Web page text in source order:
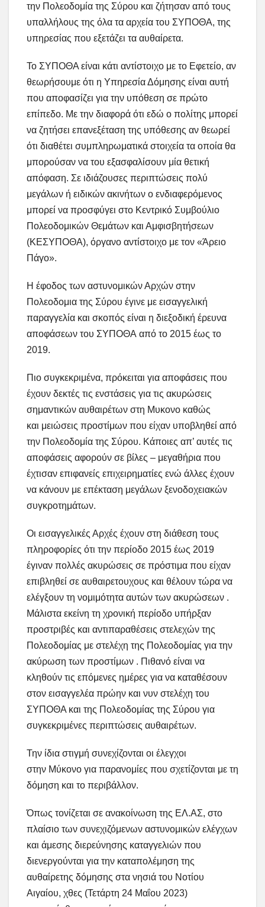
την Πολεοδομία της Σύρου και ζήτησαν από τους
υπαλλήλους της όλα τα αρχεία του ΣΥΠΟΘΑ, της
υπηρεσίας που εξετάζει τα αυθαίρετα.
Το ΣΥΠΟΘΑ είναι κάτι αντίστοιχο με το Εφετείο, αν
θεωρήσουμε ότι η Υπηρεσία Δόμησης είναι αυτή
που αποφασίζει για την υπόθεση σε πρώτο
επίπεδο. Με την διαφορά ότι εδώ ο πολίτης μπορεί
να ζητήσει επανεξέταση της υπόθεσης αν θεωρεί
ότι διαθέτει συμπληρωματικά στοιχεία τα οποία θα
μπορούσαν να του εξασφαλίσουν μία θετική
απόφαση. Σε ιδιάζουσες περιπτώσεις πολύ
μεγάλων ή ειδικών ακινήτων ο ενδιαφερόμενος
μπορεί να προσφύγει στο Κεντρικό Συμβούλιο
Πολεοδομικών Θεμάτων και Αμφισβητήσεων
(ΚΕΣΥΠΟΘΑ), όργανο αντίστοιχο με τον «Άρειο
Πάγο».
Η έφοδος των αστυνομικών Αρχών στην
Πολεοδομια της Σύρου έγινε με εισαγγελική
παραγγελία και σκοπός είναι η διεξοδική έρευνα
αποφάσεων του ΣΥΠΟΘΑ από το 2015 έως το
2019.
Πιο συγκεκριμένα, πρόκειται για αποφάσεις που
έχουν δεκτές τις ενστάσεις για τις ακυρώσεις
σημαντικών αυθαιρέτων στη Μυκονο καθώς
και μειώσεις προστίμων που είχαν υποβληθεί από
την Πολεοδομία της Σύρου. Κάποιες απ’ αυτές τις
αποφάσεις αφορούν σε βίλες – μεγαθήρια που
έχτισαν επιφανείς επιχειρηματίες ενώ άλλες έχουν
να κάνουν με επέκταση μεγάλων ξενοδοχειακών
συγκροτημάτων.
Οι εισαγγελικές Αρχές έχουν στη διάθεση τους
πληροφορίες ότι την περίοδο 2015 έως 2019
έγιναν πολλές ακυρώσεις σε πρόστιμα που είχαν
επιβληθεί σε αυθαιρετουχους και θέλουν τώρα να
ελέγξουν τη νομιμότητα αυτών των ακυρώσεων .
Μάλιστα εκείνη τη χρονική περίοδο υπήρξαν
προστριβές και αντιπαραθέσεις στελεχών της
Πολεοδομίας με στελέχη της Πολεοδομίας για την
ακύρωση των προστίμων . Πιθανό είναι να
κληθούν τις επόμενες ημέρες για να καταθέσουν
στον εισαγγελέα πρώην και νυν στελέχη του
ΣΥΠΟΘΑ και της Πολεοδομίας της Σύρου για
συγκεκριμένες περιπτώσεις αυθαιρέτων.
Την ίδια στιγμή συνεχίζονται οι έλεγχοι
στην Μύκονο για παρανομίες που σχετίζονται με τη
δόμηση και το περιβάλλον.
Όπως τονίζεται σε ανακοίνωση της ΕΛ.ΑΣ, στο
πλαίσιο των συνεχιζόμενων αστυνομικών ελέγχων
και άμεσης διερεύνησης καταγγελιών που
διενεργούνται για την καταπολέμηση της
αυθαίρετης δόμησης στα νησιά του Νοτίου
Αιγαίου, χθες (Τετάρτη 24 Μαΐου 2023)